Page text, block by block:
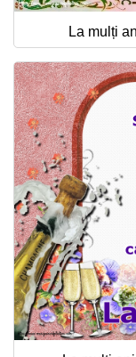
La mulți